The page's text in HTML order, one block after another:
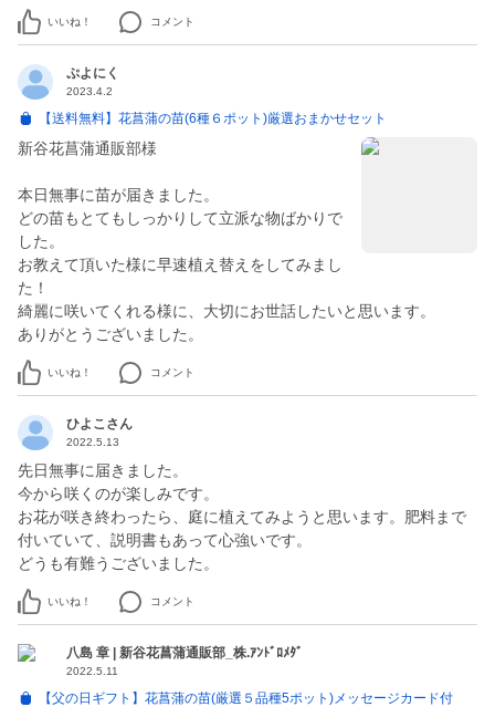
いいね！ コメント
ぷよにく
2023.4.2
【送料無料】花菖蒲の苗(6種６ポット)厳選おまかせセット
新谷花菖蒲通販部様
本日無事に苗が届きました。
どの苗もとてもしっかりして立派な物ばかりで
した。
お教えて頂いた様に早速植え替えをしてみまし
た！
綺麗に咲いてくれる様に、大切にお世話したいと思います。
ありがとうございました。
いいね！ コメント
ひよこさん
2022.5.13
先日無事に届きました。
今から咲くのが楽しみです。
お花が咲き終わったら、庭に植えてみようと思います。肥料まで
付いていて、説明書もあって心強いです。
どうも有難うございました。
いいね！ コメント
八島 章 | 新谷花菖蒲通販部_株.ｱﾝﾄﾞﾛﾒﾀﾞ
2022.5.11
【父の日ギフト】花菖蒲の苗(厳選５品種5ポット)メッセージカード付